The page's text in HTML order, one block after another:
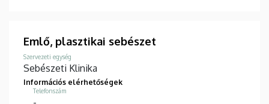
Emlő, plasztikai sebészet
Szervezeti egység
Sebészeti Klinika
Információs elérhetőségek
Telefonszám